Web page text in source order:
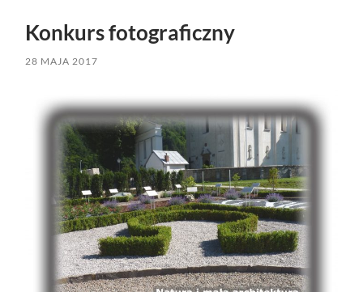
Konkurs fotograficzny
28 MAJA 2017